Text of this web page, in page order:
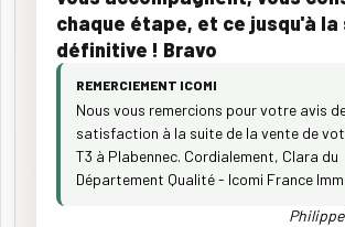
chaque étape, et ce jusqu'à
définitive ! Bravo
REMERCIEMENT ICOMI
Nous vous remercions pour votre avis
satisfaction à la suite de la vente de
T3 à Plabennec. Cordialement, Clara du
Département Qualité - Icomi France